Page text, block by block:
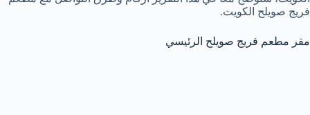
فريج صويلح الكويت.
مقر مطعم فريج صويلح الرئيسي